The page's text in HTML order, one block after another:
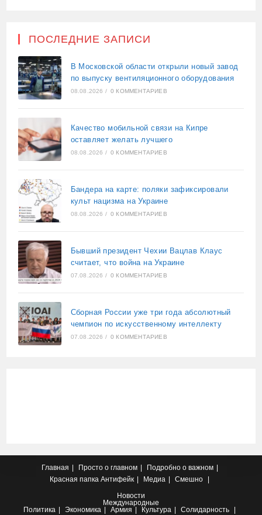
ПОСЛЕДНИЕ ЗАПИСИ
В Московской области открыли новый завод
по выпуску вентиляционного оборудования
08.08.2026 / 0 КОММЕНТАРИЕВ
Качество мобильной связи на Кипре
оставляет желать лучшего
08.08.2026 / 0 КОММЕНТАРИЕВ
Бандера на карте: поляки зафиксировали
культ нацизма на Украине
08.08.2026 / 0 КОММЕНТАРИЕВ
Бывший президент Чехии Вацлав Клаус
считает, что война на Украине
07.08.2026 / 0 КОММЕНТАРИЕВ
Сборная России уже три года абсолютный
чемпион по искусственному интеллекту
07.08.2026 / 0 КОММЕНТАРИЕВ
Главная Просто о главном
Подробно о важном
Красная папка Антифейк Медиа
Смешно
Новости
Международные
Политика
Экономика Армия Культура Солидарность